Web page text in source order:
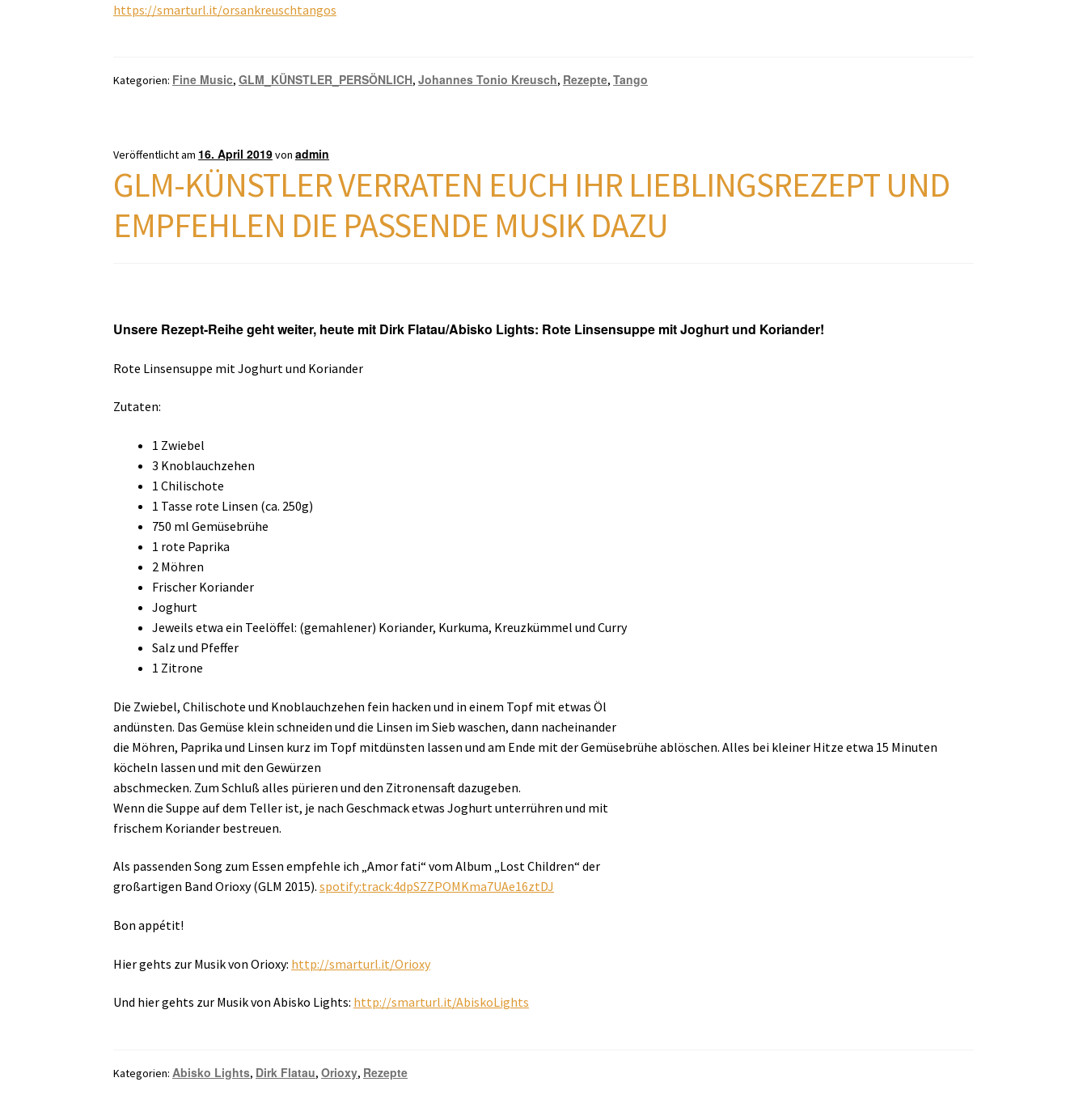
https://smarturl.it/orsankreuschtangos
Kategorien: Fine Music,GLM_KÜNSTLER_PERSÖNLICH,Johannes Tonio Kreusch, Rezepte,Tango
Veröffentlicht am 16. April 2019vonadmin
GLM-KÜNSTLER VERRATEN EUCH IHR LIEBLINGSREZEPT UND
EMPFEHLEN DIE PASSENDE MUSIK DAZU
Unsere Rezept-Reihe geht weiter, heute mit Dirk Flatau/Abisko Lights: Rote Linsensuppe mit Joghurt und Koriander!
Rote Linsensuppe mit Joghurt und Koriander
Zutaten:
1 Zwiebel
3 Knoblauchzehen
1 Chilischote
1 Tasse rote Linsen (ca. 250g)
750 ml Gemüsebrühe
1 rote Paprika
2 Möhren
Frischer Koriander
Joghurt
Jeweils etwa ein Teelöffel: (gemahlener) Koriander, Kurkuma, Kreuzkümmel und Curry
Salz und Pfeffer
1 Zitrone
Die Zwiebel, Chilischote und Knoblauchzehen fein hacken und in einem Topf mit etwas Öl
andünsten. Das Gemüse klein schneiden und die Linsen im Sieb waschen, dann nacheinander
die Möhren, Paprika und Linsen kurz im Topf mitdünsten lassen und am Ende mit der Gemüsebrühe ablöschen. Alles bei kleiner Hitze etwa 15 Minuten
köcheln lassen und mit den Gewürzen
abschmecken. Zum Schluß alles pürieren und den Zitronensaft dazugeben.
Wenn die Suppe auf dem Teller ist, je nach Geschmack etwas Joghurt unterrühren und mit
frischem Koriander bestreuen.
Als passenden Song zum Essen empfehle ich „Amor fati“ vom Album „Lost Children“ der
großartigen Band Orioxy (GLM 2015).spotify:track:4dpSZZPOMKma7UAe16ztDJ
Bon appétit!
Hier gehts zur Musik von Orioxy: http://smarturl.it/Orioxy
Und hier gehts zur Musik von Abisko Lights: http://smarturl.it/AbiskoLights
Kategorien: Abisko Lights, Dirk Flatau,Orioxy, Rezepte